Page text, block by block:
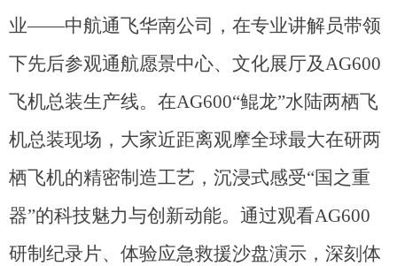
业——中航通飞华南公司，在专业讲解员带领
下先后参观通航愿景中心、文化展厅及AG600
飞机总装生产线。在AG600“鲲龙”水陆两栖飞
机总装现场，大家近距离观摩全球最大在研两
栖飞机的精密制造工艺，沉浸式感受“国之重
器”的科技魅力与创新动能。通过观看AG600
研制纪录片、体验应急救援沙盘演示，深刻体